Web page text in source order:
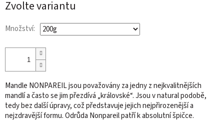
Zvolte variantu
Množství:
Mandle NONPAREIL jsou považovány za jedny z nejkvalitnějších
mandlí a často se jim přezdívá „královské“. Jsou v natural podobě,
tedy bez další úpravy, což představuje jejich nejpřirozenější a
nejzdravější formu. Odrůda Nonpareil patří k absolutní špičce.